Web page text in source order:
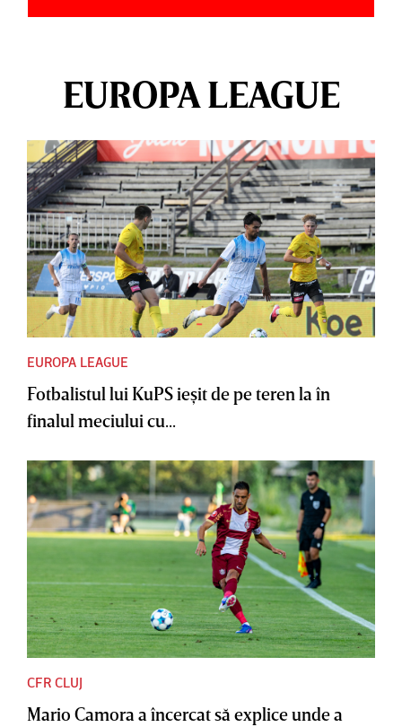
EUROPA LEAGUE
EUROPA LEAGUE
Fotbalistul lui KuPS ieşit de pe teren la în
finalul meciului cu...
CFR CLUJ
Mario Camora a încercat să explice unde a